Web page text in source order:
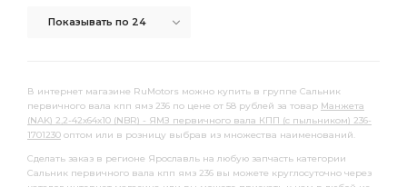
Показывать по 24
В интернет магазине RuMotors можно купить в группе Сальник
первичного вала кпп ямз 236 по цене от 58 рублей за товар Манжета
(NAK) 2,2-42х64х10 (NBR) - ЯМЗ первичного вала КПП (с пыльником) 236-
1701230 оптом или в розницу выбрав из множества наименований.
Сделать заказ в регионе Ярославль на любую запчасть категории
Сальник первичного вала кпп ямз 236 вы можете круглосуточно через